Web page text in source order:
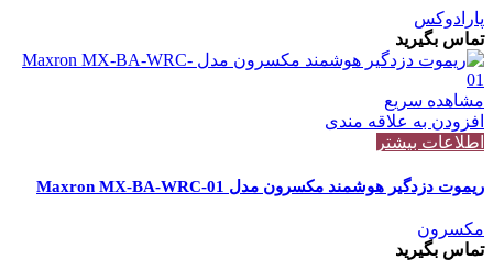
پارادوکس
تماس بگیرید
مشاهده سریع
افزودن به علاقه مندی
اطلاعات بیشتر
ریموت دزدگیر هوشمند مکسرون مدل Maxron MX-BA-WRC-01
مکسرون
تماس بگیرید